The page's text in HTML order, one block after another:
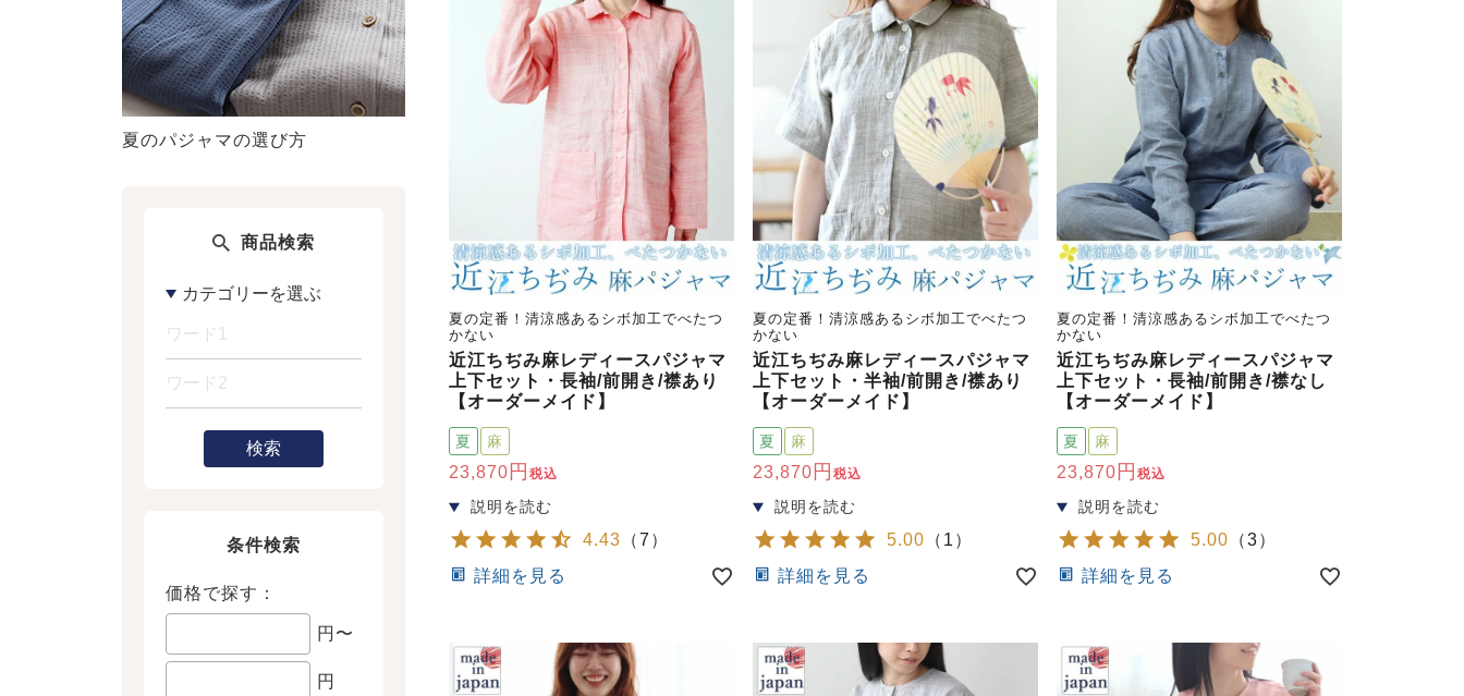
夏のパジャマの選び方
商品検索
検索
条件検索
価格で探す：
円〜
円
夏の定番！清涼感あるシボ加工でべたつ
かない
近江ちぢみ麻レディースパジャマ
上下セット・長袖/前開き/襟あり
【オーダーメイド】
夏 麻
23,870 税込
4.43 （7 ）
詳細を見る
夏の定番！清涼感あるシボ加工でべたつ
かない
近江ちぢみ麻レディースパジャマ
上下セット・半袖/前開き/襟あり
【オーダーメイド】
夏 麻
23,870 税込
5.00 （ 1 ）
詳細を見る
夏の定番！清涼感あるシボ加工でべたつ
かない
近江ちぢみ麻レディースパジャマ
上下セット・長袖/前開き/襟なし
【オーダーメイド】
夏 麻
23,870 税込
5.00 （3）
詳細を見る